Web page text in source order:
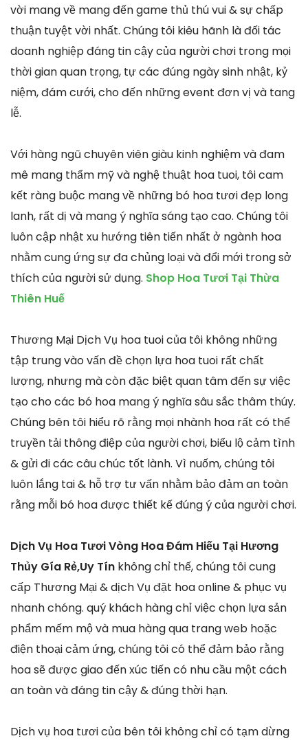
vời mang về mang đến game thủ thú vui & sự chấp
thuận tuyệt vời nhất. Chúng tôi kiêu hãnh là đối tác
doanh nghiệp đáng tin cậy của người chơi trong mọi
thời gian quan trọng, tự các đúng ngày sinh nhật, kỷ
niệm, đám cưới, cho đến những event đơn vị và tang
lễ.
Với hàng ngũ chuyên viên giàu kinh nghiệm và đam
mê mang thẩm mỹ và nghệ thuật hoa tuoi, tôi cam
kết ràng buộc mang về những bó hoa tươi đẹp long
lanh, rất dị và mang ý nghĩa sáng tạo cao. Chúng tôi
luôn cập nhật xu hướng tiên tiến nhất ở ngành hoa
nhằm cung ứng sự đa chủng loại và đổi mới trong sở
thích của người sử dụng. Shop Hoa Tươi Tại Thừa
Thiên Huế
Thương Mại Dịch Vụ hoa tuoi của tôi không những
tập trung vào vấn đề chọn lựa hoa tuoi rất chất
lượng, nhưng mà còn đặc biệt quan tâm đến sự việc
tạo cho các bó hoa mang ý nghĩa sâu sắc thâm thúy.
Chúng bên tôi hiểu rõ rằng mọi nhành hoa rất có thể
truyền tải thông điệp của người chơi, biểu lộ cảm tình
& gửi đi các câu chúc tốt lành. Vì nuốm, chúng tôi
luôn lắng tai & hỗ trợ tư vấn nhằm bảo đảm an toàn
rằng mỗi bó hoa được thiết kế đúng ý của người chơi.
Dịch Vụ Hoa Tươi Vòng Hoa Đám Hiếu Tại Hương
Thủy Gía Rẻ,Uy Tín không chỉ thế, chúng tôi cung
cấp Thương Mại & dịch Vụ đặt hoa online & phục vụ
nhanh chóng. quý khách hàng chỉ việc chọn lựa sản
phẩm mếm mộ và mua hàng qua trang web hoặc
điện thoại cảm ứng, chúng tôi có thể đảm bảo rằng
hoa sẽ được giao đến xúc tiến có nhu cầu một cách
an toàn và đáng tin cậy & đúng thời hạn.
Dịch vụ hoa tươi của bên tôi không chỉ có tạm dừng